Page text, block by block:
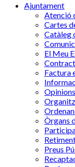
Ajuntament
Atenció
Cartes
Catàleg
El Meu
Factura
Òrgans
Preus